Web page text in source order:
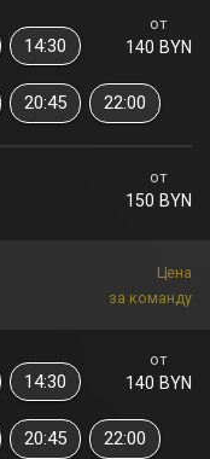
от
140 BYN
14:30
20:45 22:00
от
150 BYN
Цена
за команду
от
140 BYN
14:30
20:45 22:00